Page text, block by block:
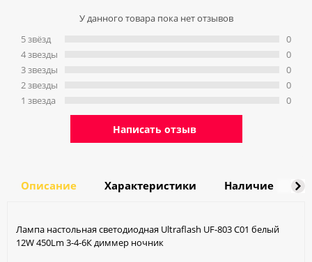
У данного товара пока нет отзывов
5 звёзд
4 звeзды
3 звeзды
2 звeзды
1 звeзда
0
0
0
0
0
Написать отзыв
Описание Характеристики Наличие
Лампа настольная светодиодная Ultraflash UF-803 С01 белый
12W 450Lm 3-4-6К диммер ночник